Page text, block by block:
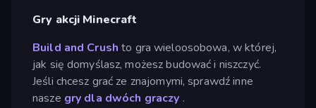
Gry akcji Minecraft
Build and Crush to gra wieloosobowa, w której,
jak się domyślasz, możesz budować i niszczyć.
Jeśli chcesz grać ze znajomymi, sprawdź inne
nasze gry dla dwóch graczy .